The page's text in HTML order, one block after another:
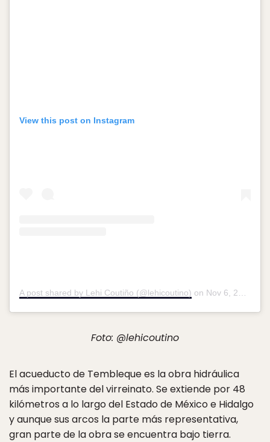
View this post on Instagram
A post shared by Lehi Coutiño (@lehicoutino) on Nov 6, 2016 at 8:57pm PST
Foto: @lehicoutino
El acueducto de Tembleque es la obra hidráulica
más importante del virreinato. Se extiende por 48
kilómetros a lo largo del Estado de México e Hidalgo
y aunque sus arcos la parte más representativa,
gran parte de la obra se encuentra bajo tierra.